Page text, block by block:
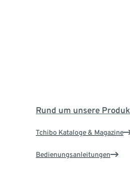
Rund um unsere
Tchibo Kataloge & Magazine
Bedienungsanleitungen